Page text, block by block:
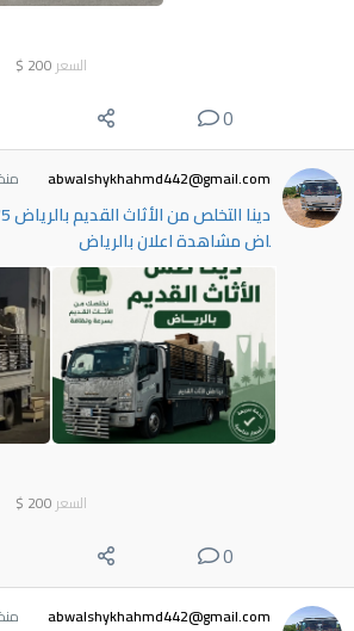
السعر 200
$
0
abwalshykhahmd442@gmail.com منذ 7 ساعات
اض مشاهدة اعلان بالرياض
السعر 200
$
0
abwalshykhahmd442@gmail.com منذ 7 ساعات